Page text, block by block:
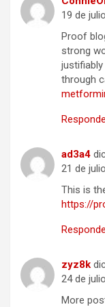
19 de
Proof
strong
justifiably
through
ad3a4
21 de
This is
https://
zyz8k
24 de
More